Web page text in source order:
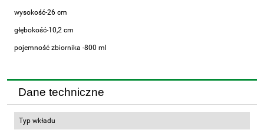
wysokość-26 cm
głębokość-10,2 cm
pojemność zbiornika -800 ml
Dane techniczne
Typ wkładu